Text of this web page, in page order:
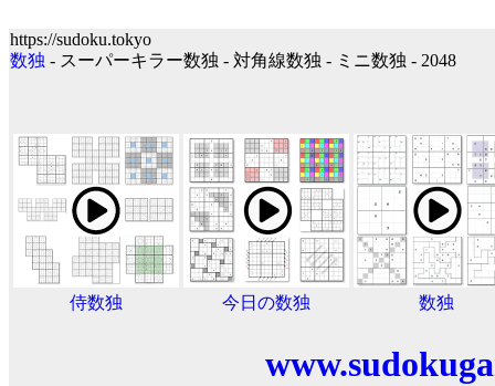
https://sudoku.tokyo
数独 - スーパーキラー数独 - 対角線数独 - ミニ数独 - 2048
侍数独 今日の数独 数独